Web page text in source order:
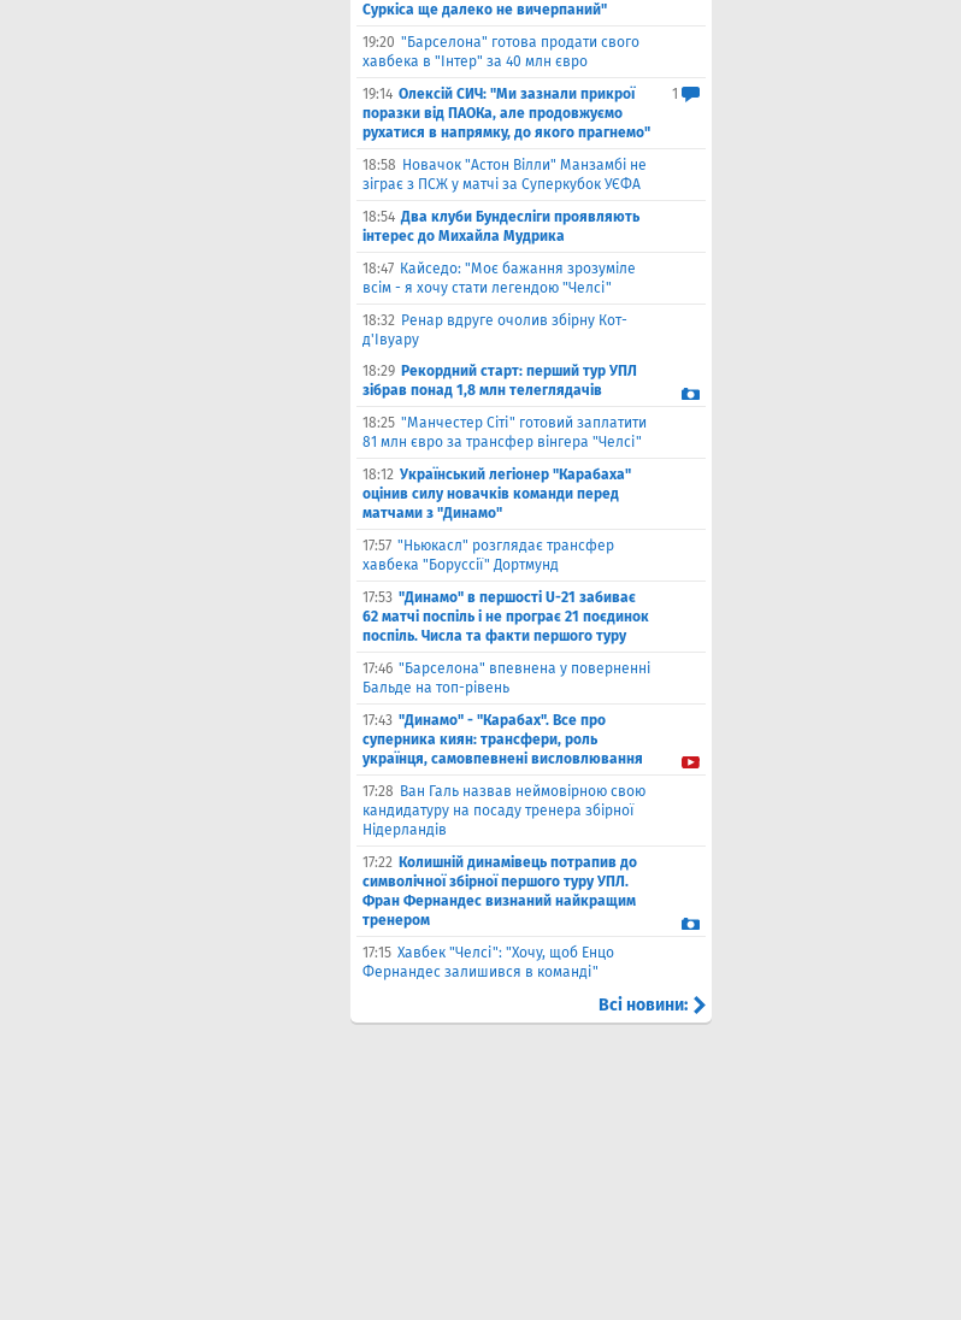
Суркіса ще далеко не вичерпаний"
19:20 "Барселона" готова продати свого
хавбека в "Інтер" за 40 млн євро
19:14 Олексій СИЧ: "Ми зазнали прикрої
поразки від ПАОКа, але продовжуємо
рухатися в напрямку, до якого прагнемо"
1
18:58 Новачок "Астон Вілли" Манзамбі не
зіграє з ПСЖ у матчі за Суперкубок УЄФА
18:54 Два клуби Бундесліги проявляють
інтерес до Михайла Мудрика
18:47 Кайседо: "Моє бажання зрозуміле
всім - я хочу стати легендою "Челсі"
18:32 Ренар вдруге очолив збірну Кот-
д'Івуару
18:29 Рекордний старт: перший тур УПЛ
зібрав понад 1,8 млн телеглядачів
18:25 "Манчестер Сіті" готовий заплатити
81 млн євро за трансфер вінгера "Челсі"
18:12 Український легіонер "Карабаха"
оцінив силу новачків команди перед
матчами з "Динамо"
17:57 "Ньюкасл" розглядає трансфер
хавбека "Боруссії" Дортмунд
17:53 "Динамо" в першості U-21 забиває
62 матчі поспіль і не програє 21 поєдинок
поспіль. Числа та факти першого туру
17:46 "Барселона" впевнена у поверненні
Бальде на топ-рівень
17:43 "Динамо" - "Карабах". Все про
суперника киян: трансфери, роль
українця, самовпевнені висловлювання
17:28 Ван Галь назвав неймовірною свою
кандидатуру на посаду тренера збірної
Нідерландів
17:22 Колишній динамівець потрапив до
символічної збірної першого туру УПЛ.
Фран Фернандес визнаний найкращим
тренером
17:15 Хавбек "Челсі": "Хочу, щоб Енцо
Фернандес залишився в команді"
Всі новини: